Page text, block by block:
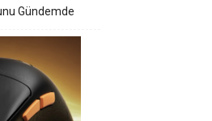
Gündemde